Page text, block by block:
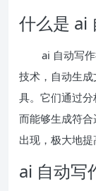
什么是 ai
ai 自动写
技术，自动生
具。它们通过
而能够生成符
出现，极大地提
ai 自动写